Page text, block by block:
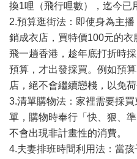
換1哩（飛行哩數），迄今已
2.預算逛街法：即使身為主
銷成衣店，買特價100元的
飛一趟香港，趁年底打折時
預算，才出發採買。例如預
店，絕不會繼續戀棧，以免荷
3.清單購物法：家裡需要採
單，購物時奉行「快、狠、
不會出現非計畫性的消費。
4.夫妻排班時間利用法：當